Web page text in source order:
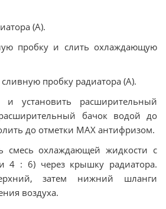
(А).
пробку и слить охлаждающую
пробку радиатора (А).
установить расширительный
бачок водой до
до отметки MAX антифризом.
смесь охлаждающей жидкости с
4 : 6) через крышку радиатора.
затем нижний шланги
воздуха.